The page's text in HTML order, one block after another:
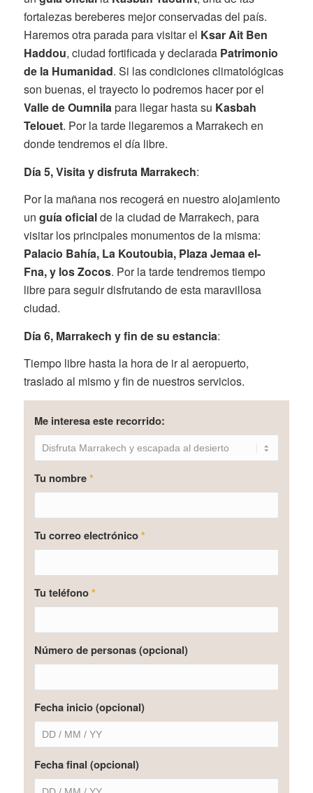
fortalezas bereberes mejor conservadas del país.
Haremos otra parada para visitar el Ksar Ait Ben
Haddou, ciudad fortificada y declarada Patrimonio
de la Humanidad. Si las condiciones climatológicas
son buenas, el trayecto lo podremos hacer por el
Valle de Oumnilapara llegar hasta su Kasbah
Telouet. Por la tarde llegaremos a Marrakech en
donde tendremos el día libre.
Día 5,Visita y disfruta Marrakech:
Por la mañana nos recogerá en nuestro alojamiento
un guía oficialde la ciudad de Marrakech, para
visitar los principales monumentos de la misma:
Palacio Bahía, La Koutoubia, Plaza Jemaa el-
Fna, y los Zocos. Por la tarde tendremos tiempo
libre para seguir disfrutando de esta maravillosa
ciudad.
Día 6, Marrakech y fin de su estancia:
Tiempo libre hasta la hora de ir al aeropuerto,
traslado al mismo y fin de nuestros servicios.
Me interesa este recorrido:
Tu nombre*
Tu correo electrónico*
Tu teléfono*
Número de personas (opcional)
Fecha inicio (opcional)
Fecha final (opcional)